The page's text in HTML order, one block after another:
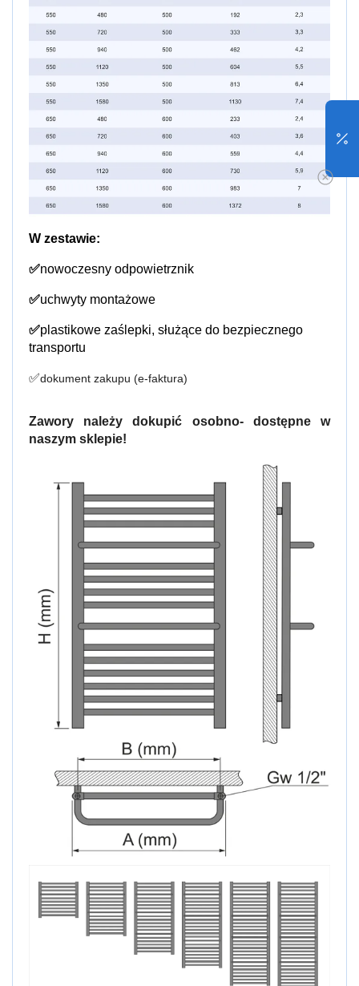
W zestawie:
✅nowoczesny odpowietrznik
✅uchwyty montażowe
✅plastikowe zaślepki, służące do bezpiecznego
transportu
✅dokument zakupu (e-faktura)
Zawory należy dokupić osobno- dostępne w
naszym sklepie!